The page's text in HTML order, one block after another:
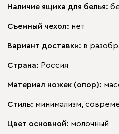
Наличие ящика для белья:
Съемный чехол: нет
Вариант доставки: в
Страна: Россия
Материал ножек (опор):
Стиль: минимализм,
Цвет основной: молочный